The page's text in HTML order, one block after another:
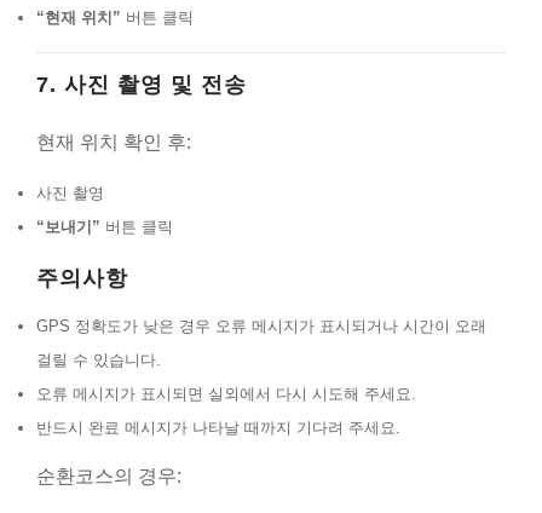
“현재 위치” 버튼 클릭
7. 사진 촬영 및 전송
현재 위치 확인 후:
사진 촬영
“보내기” 버튼 클릭
주의사항
GPS 정확도가 낮은 경우 오류 메시지가 표시되거나 시간이 오래
걸릴 수 있습니다.
오류 메시지가 표시되면 실외에서 다시 시도해 주세요.
반드시 완료 메시지가 나타날 때까지 기다려 주세요.
순환코스의 경우: